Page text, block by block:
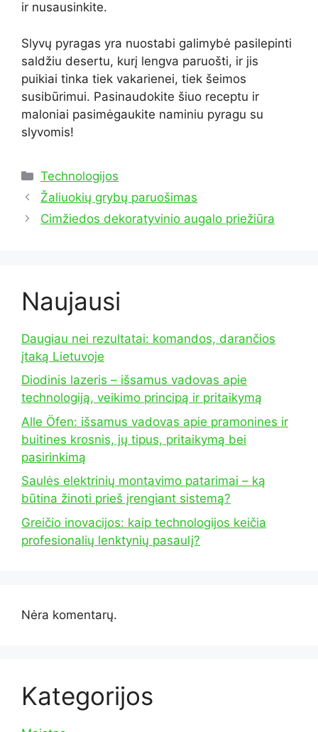
ir nusausinkite.
Slyvų pyragas yra nuostabi galimybė pasilepinti
saldžiu desertu, kurį lengva paruošti, ir jis
puikiai tinka tiek vakarienei, tiek šeimos
susibūrimui. Pasinaudokite šiuo receptu ir
maloniai pasimėgaukite naminiu pyragu su
slyvomis!
Kategorijos
Technologijos
Žaliuokių grybų paruošimas
Cimžiedos dekoratyvinio augalo priežiūra
Naujausi
Daugiau nei rezultatai: komandos, darančios
įtaką Lietuvoje
Diodinis lazeris – išsamus vadovas apie
technologiją, veikimo principą ir pritaikymą
Alle Öfen: išsamus vadovas apie pramonines ir
buitines krosnis, jų tipus, pritaikymą bei
pasirinkimą
Saulės elektrinių montavimo patarimai – ką
būtina žinoti prieš įrengiant sistemą?
Greičio inovacijos: kaip technologijos keičia
profesionalių lenktynių pasaulį?
Nėra komentarų.
Kategorijos